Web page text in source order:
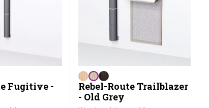
Fugitive -
Rebel-Route Trailblazer
- Old Grey